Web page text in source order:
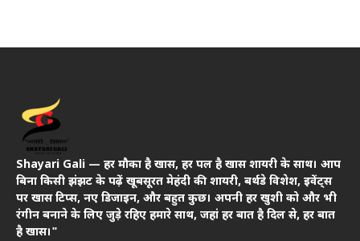
Shayari Gali — हर मौका है खास, हर पल है खास शायरी के साथ। आप
बिना किसी झंझट के पढ़ें खूबसूरत मेहंदी की शायरी, बर्थडे विशेश, इवेंट्स
पर खास टिप्स, नए डिजाइन, और बहुत कुछ। अपनी हर खुशी को और भी
रंगीन बनाने के लिए जुड़े रहिए हमारे साथ, जहां हर बात है दिल से, हर बात
है खास।"